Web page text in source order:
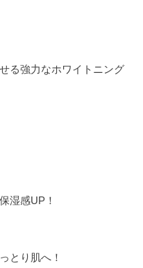
る強力なホワイトニング
湿感UP！
とり肌へ！